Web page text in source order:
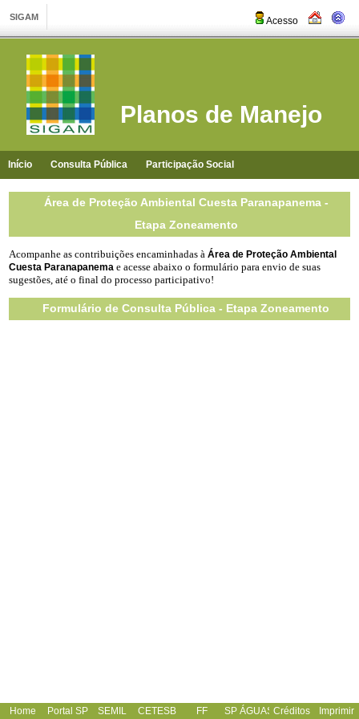
Acesso
Planos de Manejo
Início Consulta Pública Participação Social
Área de Proteção Ambiental Cuesta Paranapanema -
Etapa Zoneamento
Acompanhe as contribuições encaminhadas à Área de Proteção Ambiental
Cuesta Paranapanema e acesse abaixo o formulário para envio de suas
sugestões, até o final do processo participativo!
Formulário de Consulta Pública - Etapa Zoneamento
Home Portal SP SEMIL CETESB FF SP ÁGUAS Créditos Imprimir